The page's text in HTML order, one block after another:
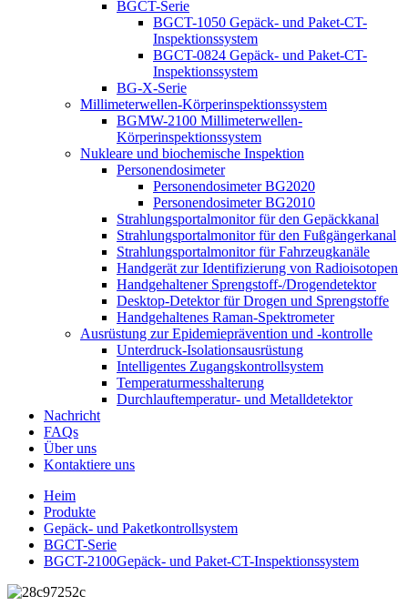
BGCT-Serie
BGCT-1050 Gepäck- und Paket-CT-
Inspektionssystem
BGCT-0824 Gepäck- und Paket-CT-
Inspektionssystem
BG-X-Serie
Millimeterwellen-Körperinspektionssystem
BGMW-2100 Millimeterwellen-
Körperinspektionssystem
Nukleare und biochemische Inspektion
Personendosimeter
Personendosimeter BG2020
Personendosimeter BG2010
Strahlungsportalmonitor für den Gepäckkanal
Strahlungsportalmonitor für den Fußgängerkanal
Strahlungsportalmonitor für Fahrzeugkanäle
Handgerät zur Identifizierung von Radioisotopen
Handgehaltener Sprengstoff-/Drogendetektor
Desktop-Detektor für Drogen und Sprengstoffe
Handgehaltenes Raman-Spektrometer
Ausrüstung zur Epidemieprävention und -kontrolle
Unterdruck-Isolationsausrüstung
Intelligentes Zugangskontrollsystem
Temperaturmesshalterung
Durchlauftemperatur- und Metalldetektor
Nachricht
FAQs
Über uns
Kontaktiere uns
Heim
Produkte
Gepäck- und Paketkontrollsystem
BGCT-Serie
BGCT-2100Gepäck- und Paket-CT-Inspektionssystem